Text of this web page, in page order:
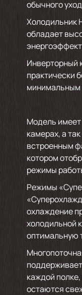
обычного
Холодильник
обладает
Инверторный
практически
минимальным
Модель имеет
камерах, а
встроенным
котором
режимы
Режимы
охлаждение
холодильной
оптимальную
каждой
остаются